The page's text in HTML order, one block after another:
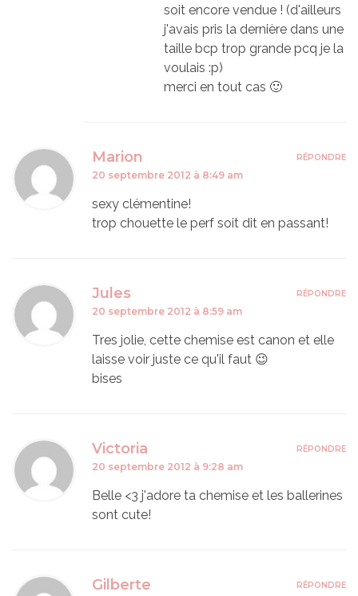
soit encore vendue ! (d'ailleurs
j'avais pris la dernière dans une
taille bcp trop grande pcq je la
voulais :p)
merci en tout cas 🙂
Marion
20 septembre 2012 à 8:49 am
sexy clémentine!
trop chouette le perf soit dit en passant!
RÉPONDRE
Jules
20 septembre 2012 à 8:59 am
Tres jolie, cette chemise est canon et elle
laisse voir juste ce qu'il faut 😉
bises
RÉPONDRE
Victoria
20 septembre 2012 à 9:28 am
Belle <3 j'adore ta chemise et les ballerines
sont cute!
RÉPONDRE
Gilberte RÉPONDRE